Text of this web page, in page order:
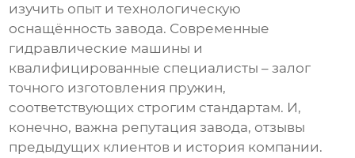
изучить опыт и технологическую
оснащённость завода. Современные
гидравлические машины и
квалифицированные специалисты – залог
точного изготовления пружин,
соответствующих строгим стандартам. И,
конечно, важна репутация завода, отзывы
предыдущих клиентов и история компании.